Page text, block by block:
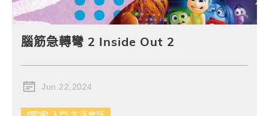
腦筋急轉彎 2 Inside Out 2
Jun.22,2024